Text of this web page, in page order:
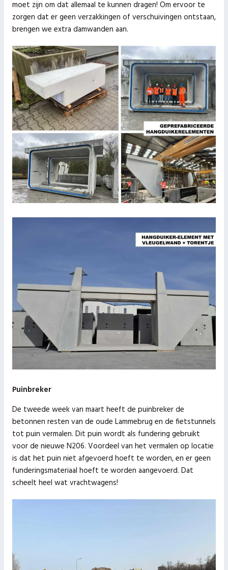
moet zijn om dat allemaal te kunnen dragen! Om ervoor te
zorgen dat er geen verzakkingen of verschuivingen ontstaan,
brengen we extra damwanden aan.
Puinbreker
De tweede week van maart heeft de puinbreker de
betonnen resten van de oude Lammebrug en de fietstunnels
tot puin vermalen. Dit puin wordt als fundering gebruikt
voor de nieuwe N206. Voordeel van het vermalen op locatie
is dat het puin niet afgevoerd hoeft te worden, en er geen
funderingsmateriaal hoeft te worden aangevoerd. Dat
scheelt heel wat vrachtwagens!